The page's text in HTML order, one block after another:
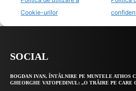
SOCIAL
BOGDAN IVAN, ÎNTÂLNIRE PE MUNTELE ATHOS
GHEORGHE VATOPEDINUL: „O TRĂIRE PE CARE